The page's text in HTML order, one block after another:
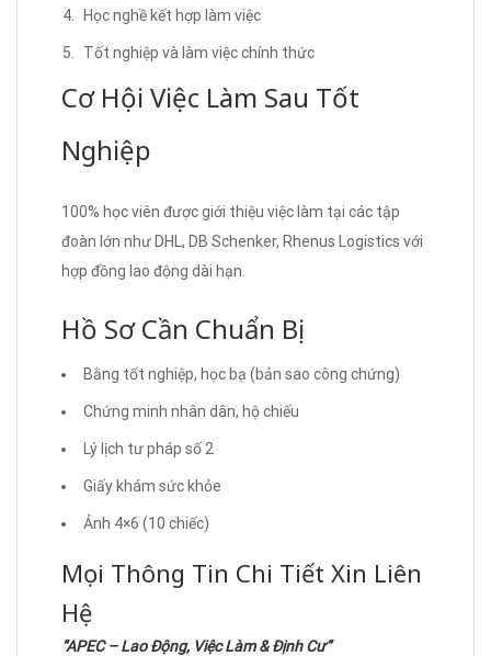
Học nghề kết hợp làm việc
Tốt nghiệp và làm việc chính thức
Cơ Hội Việc Làm Sau Tốt
Nghiệp
100% học viên được giới thiệu việc làm tại các tập
đoàn lớn như DHL, DB Schenker, Rhenus Logistics với
hợp đồng lao động dài hạn.
Hồ Sơ Cần Chuẩn Bị
Bằng tốt nghiệp, học bạ (bản sao công chứng)
Chứng minh nhân dân, hộ chiếu
Lý lịch tư pháp số 2
Giấy khám sức khỏe
Ảnh 4×6 (10 chiếc)
Mọi Thông Tin Chi Tiết Xin Liên
Hệ
“APEC – Lao Động, Việc Làm & Định Cư”